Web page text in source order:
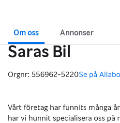
Om oss Annonser
Saras Bil
Orgnr: 556962-5220Se på
,
Vårt företag har funnits många
har vi hunnit specialisera oss på